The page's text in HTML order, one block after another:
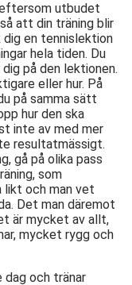
utbudet
att din träning blir
dig en tennislektion
hela tiden. Du
på den lektionen.
eller hur. På
på samma sätt
hur den ska
inte av med mer
resultatmässigt.
gå på olika pass
som
likt och man vet
Det man däremot
är mycket av allt,
mycket rygg och
dag och tränar